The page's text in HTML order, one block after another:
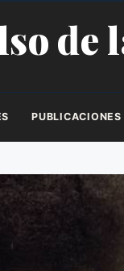
de
PUBLICACIONES